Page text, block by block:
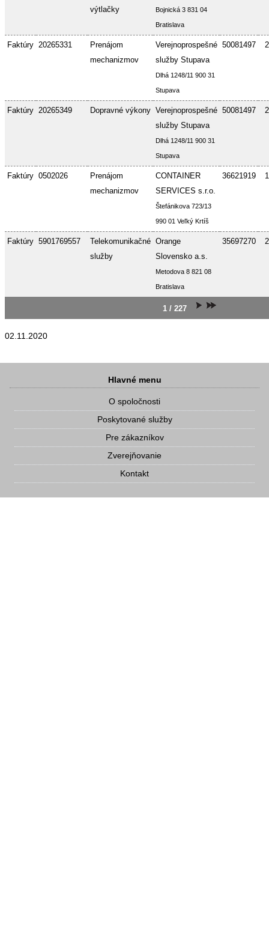
výtlačky
Bojnická 3 831 04
Bratislava
Faktúry 20265331
Prenájom
mechanizmov
Verejnoprospešné
služby Stupava
Dlhá 1248/11 900 31
Stupava
50081497
Faktúry 20265349 Dopravné výkony Verejnoprospešné
služby Stupava
Dlhá 1248/11 900 31
Stupava
50081497
Faktúry 0502026
Prenájom
mechanizmov
CONTAINER
SERVICES s.r.o.
Štefánikova 723/13
990 01 Veľký Krtíš
36621919
Faktúry 5901769557
Telekomunikačné
služby
Orange
Slovensko a.s.
Metodova 8 821 08
Bratislava
35697270
1 / 227
02.11.2020
Hlavné menu
O spoločnosti
Poskytované služby
Pre zákazníkov
Zverejňovanie
Kontakt